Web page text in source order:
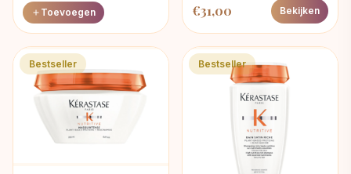
prijs
was:
€21,23.
prijs
€19,00.
Toevoegen €31,00 Bekijken
Bestseller Bestseller